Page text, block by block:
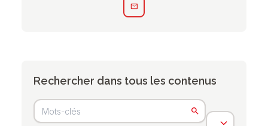
mail
Rechercher dans tous les contenus